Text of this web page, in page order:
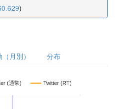
)
月別） 分布
(通常) Twitter (RT)